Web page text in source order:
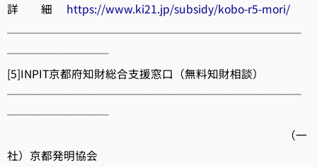
詳 細 https://www.ki21.jp/subsidy/kobo-r5-mori/
──────────────────────────
─────────
[5]INPIT京都府知財総合支援窓口（無料知財相談）
──────────────────────────
─────────
（一
社）京都発明協会